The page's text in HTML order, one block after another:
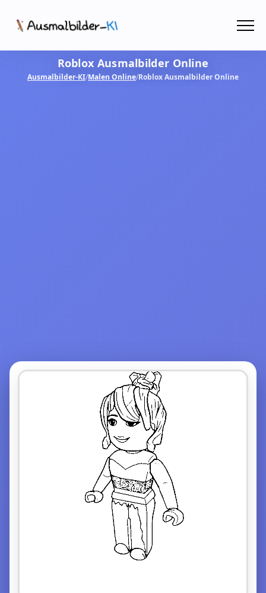
AusmalbilderRoblox Ausmalbilder Online
Ausmalbilder-KI/Malen Online/Roblox Ausmalbilder Online